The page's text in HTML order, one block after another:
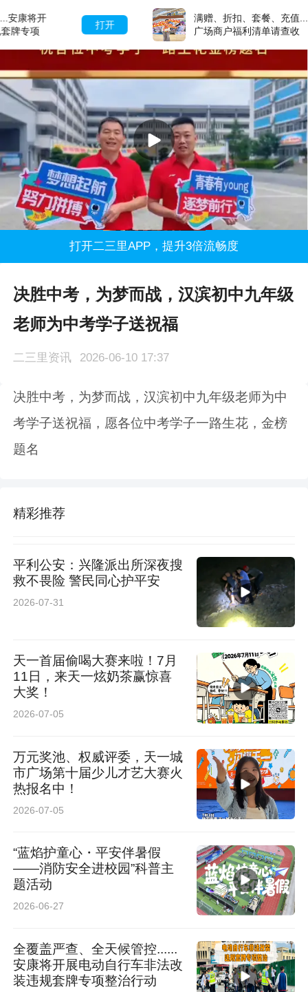
打开
满赠、折扣、套餐、充值......天一城市
广场商户福利清单请查收
打开二三里APP，提升3倍流畅度
决胜中考，为梦而战，汉滨初中九年级
老师为中考学子送祝福
二三里资讯 2026-06-10 17:37
决胜中考，为梦而战，汉滨初中九年级老师为中
考学子送祝福，愿各位中考学子一路生花，金榜
题名
精彩推荐
平利公安：兴隆派出所深夜搜
救不畏险 警民同心护平安
2026-07-31
天一首届偷喝大赛来啦！7月
11日，来天一炫奶茶赢惊喜
大奖！
2026-07-05
万元奖池、权威评委，天一城
市广场第十届少儿才艺大赛火
热报名中！
2026-07-05
“蓝焰护童心・平安伴暑假
——消防安全进校园”科普主
题活动
2026-06-27
全覆盖严查、全天候管控......
安康将开展电动自行车非法改
装违规套牌专项整治行动